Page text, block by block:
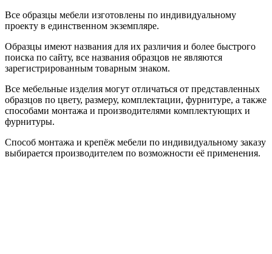
Все образцы мебели изготовлены по индивидуальному
проекту в единственном экземпляре.
Образцы имеют названия для их различия и более быстрого
поиска по сайту, все названия образцов не являются
зарегистрированным товарным знаком.
Все мебельные изделия могут отличаться от представленных
образцов по цвету, размеру, комплектации, фурнитуре, а также
способами монтажа и производителями комплектующих и
фурнитуры.
Способ монтажа и крепёж мебели по индивидуальному заказу
выбирается производителем по возможности её применения.